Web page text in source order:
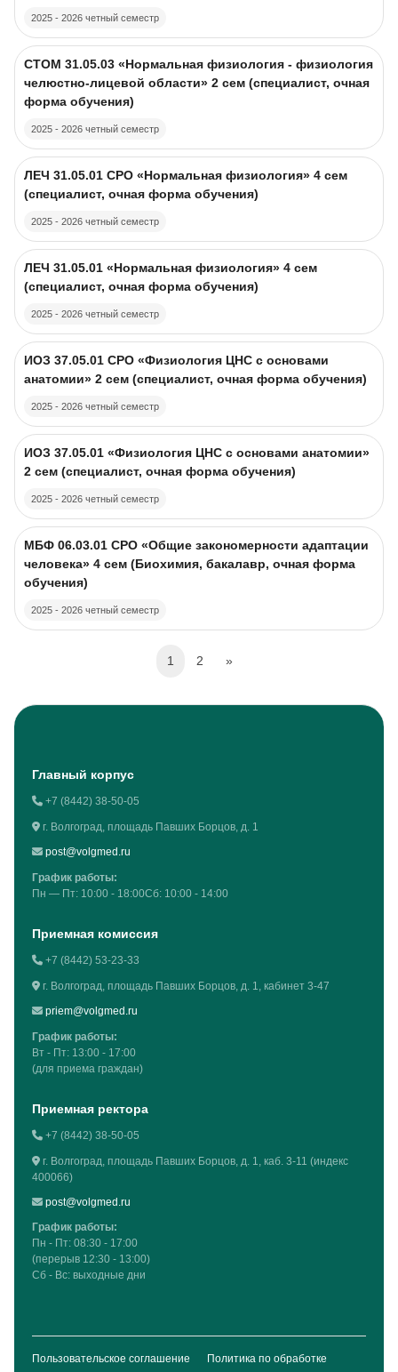
2025 - 2026 четный семестр
Course image
Course name
СТОМ 31.05.03 «Нормальная физиология - физиология
челюстно-лицевой области» 2 сем (специалист, очная
форма обучения)
2025 - 2026 четный семестр
Course image
Course name
ЛЕЧ 31.05.01 CPO «Нормальная физиология» 4 сем
(специалист, очная форма обучения)
2025 - 2026 четный семестр
Course image
Course name
ЛЕЧ 31.05.01 «Нормальная физиология» 4 сем
(специалист, очная форма обучения)
2025 - 2026 четный семестр
Course image
Course name
ИОЗ 37.05.01 CPO «Физиология ЦНС с основами
анатомии» 2 сем (специалист, очная форма обучения)
2025 - 2026 четный семестр
Course image
Course name
ИОЗ 37.05.01 «Физиология ЦНС с основами анатомии»
2 сем (специалист, очная форма обучения)
2025 - 2026 четный семестр
Course image
Course name
МБФ 06.03.01 CPO «Общие закономерности адаптации
человека» 4 сем (Биохимия, бакалавр, очная форма
обучения)
2025 - 2026 четный семестр
1(current)
2 »
Next page
Blocks
Главный корпус
+7 (8442) 38-50-05
г. Волгоград, площадь Павших Борцов, д. 1
post@volgmed.ru
График работы:
Пн — Пт: 10:00 - 18:00Сб: 10:00 - 14:00
Приемная комиссия
+7 (8442) 53-23-33
г. Волгоград, площадь Павших Борцов, д. 1, кабинет 3-47
priem@volgmed.ru
График работы:
Вт - Пт: 13:00 - 17:00
(для приема граждан)
Приемная ректора
+7 (8442) 38-50-05
г. Волгоград, площадь Павших Борцов, д. 1, каб. 3-11 (индекс
400066)
post@volgmed.ru
График работы:
Пн - Пт: 08:30 - 17:00
(перерыв 12:30 - 13:00)
Сб - Вс: выходные дни
Пользовательское соглашение
Политика по обработке